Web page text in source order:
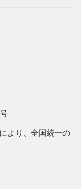
より、全国統一の